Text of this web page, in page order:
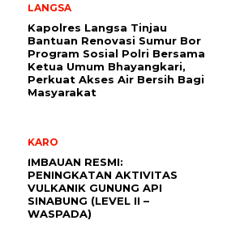
LANGSA
Kapolres Langsa Tinjau
Bantuan Renovasi Sumur Bor
Program Sosial Polri Bersama
Ketua Umum Bhayangkari,
Perkuat Akses Air Bersih Bagi
Masyarakat
KARO
IMBAUAN RESMI:
PENINGKATAN AKTIVITAS
VULKANIK GUNUNG API
SINABUNG (LEVEL II –
WASPADA)